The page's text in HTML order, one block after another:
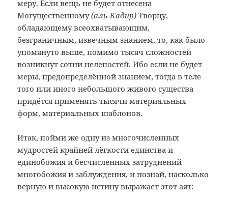
меру. Если вещь не будет отнесена
Могущественному(аль-Кадир) Творцу,
обладающему всеохватывающим,
безграничным, извечным знанием, то, как было
упомянуто выше, помимо тысяч сложностей
возникнут сотни нелепостей. Ибо если не будет
меры, предопределённой знанием, тогда в теле
того или иного небольшого живого существа
придётся применять тысячи материальных
форм, материальных шаблонов.
Итак, пойми же одну из многочисленных
мудростей крайней лёгкости единства и
единобожия и бесчисленных затруднений
многобожия и заблуждения, и познай, насколько
верную и высокую истину выражает этот аят: